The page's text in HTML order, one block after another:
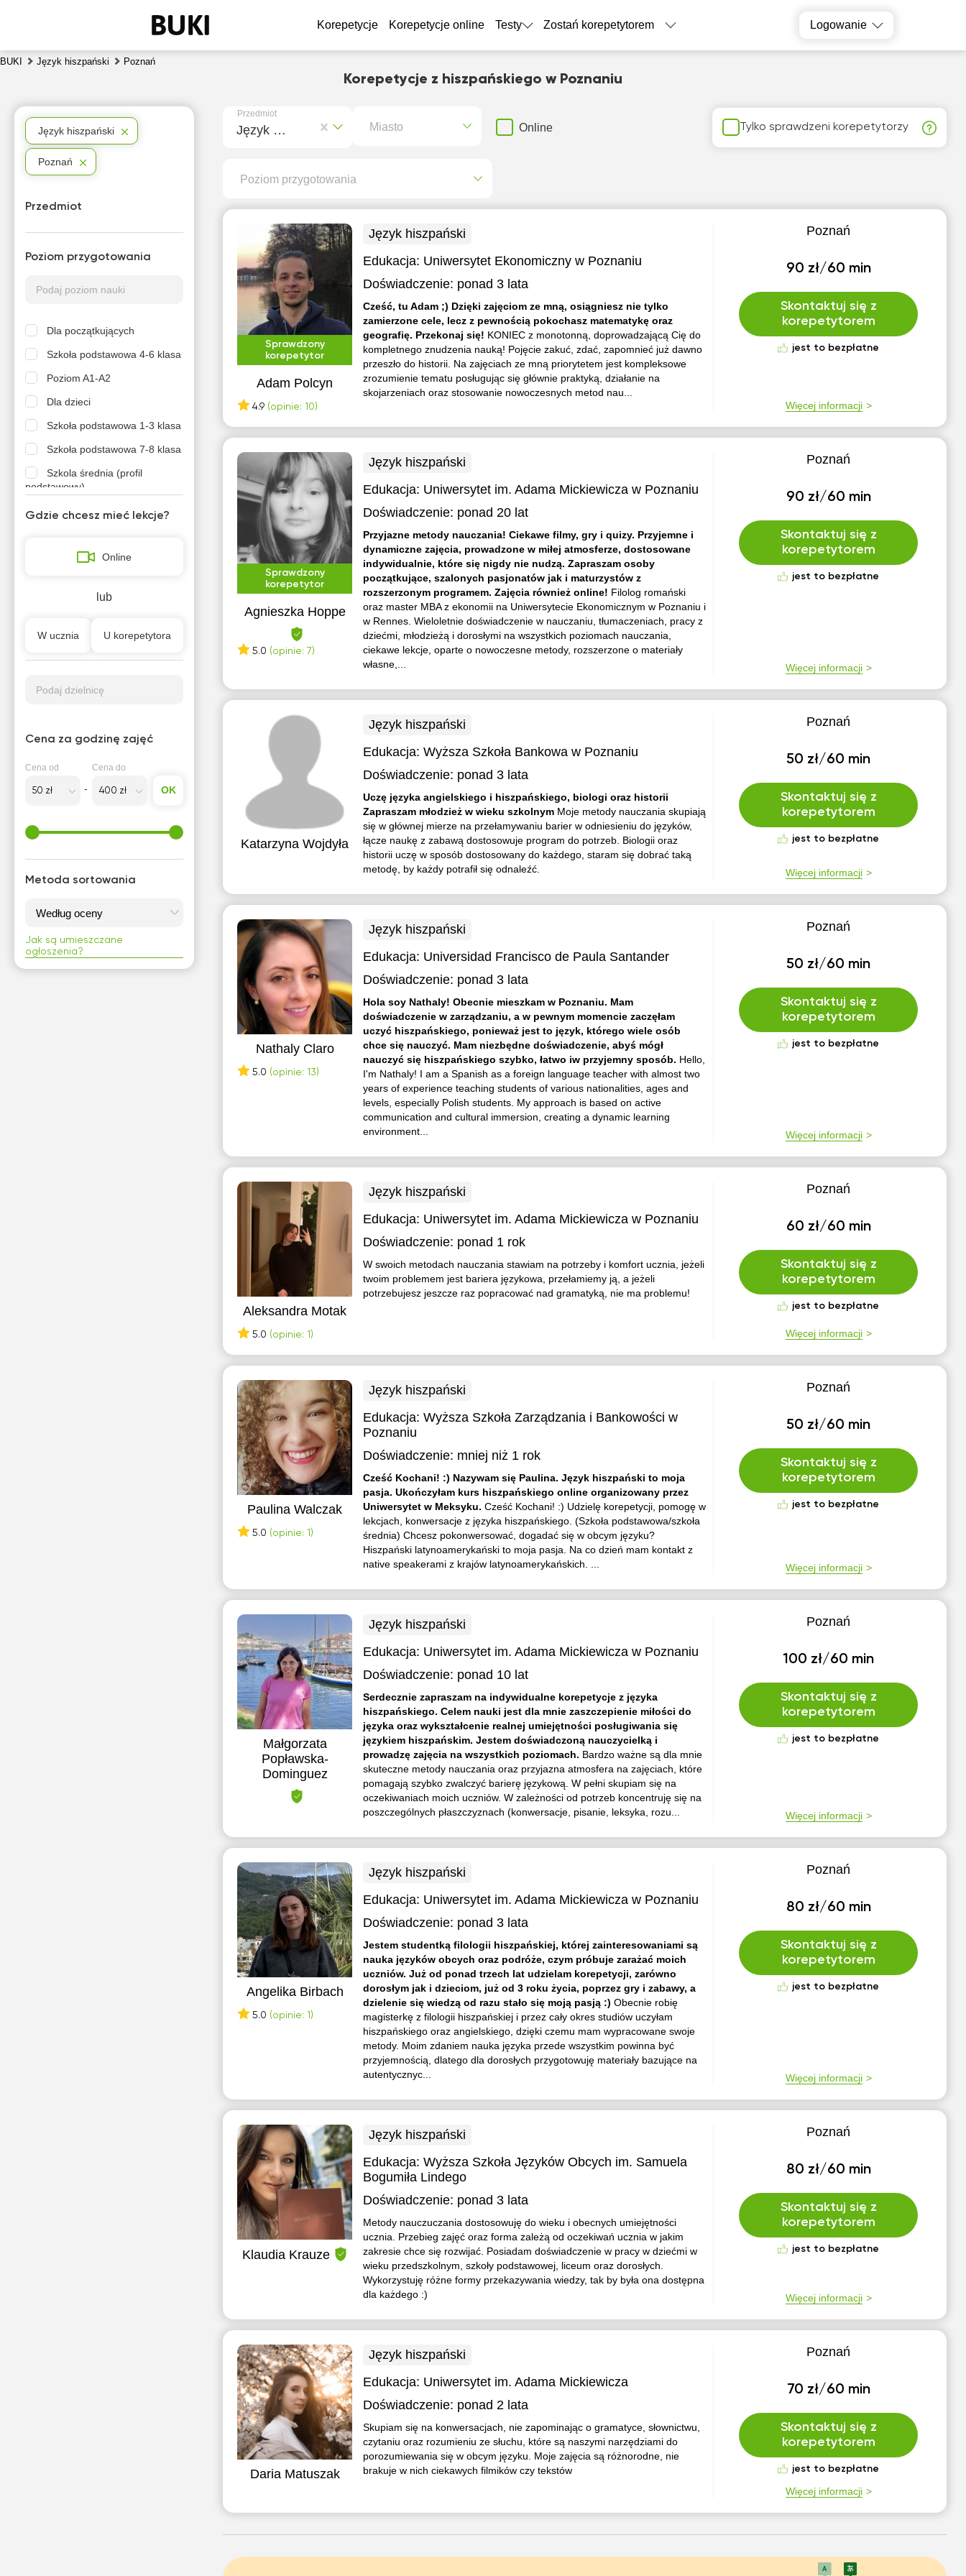
Korepetycje Korepetycje online Testy Zostań korepetytorem Logowanie
BUKI Język hiszpański Poznań
Korepetycje z hiszpańskiego w Poznaniu
Przedmiot
Język hiszpański Miasto Online Tylko sprawdzeni korepetytorzy
Poziom przygotowania
Sprawdzony
korepetytor
Adam Polcyn
4.9 (opinie: 10)
Język hiszpański
Edukacja: Uniwersytet Ekonomiczny w Poznaniu
Doświadczenie: ponad 3 lata
Cześć, tu Adam ;) Dzięki zajęciom ze mną, osiągniesz nie tylko
zamierzone cele, lecz z pewnością pokochasz matematykę oraz
geografię. Przekonaj się! KONIEC z monotonną, doprowadzającą Cię do
kompletnego znudzenia nauką! Pojęcie zakuć, zdać, zapomnieć już dawno
przeszło do historii. Na zajęciach ze mną priorytetem jest kompleksowe
zrozumienie tematu posługując się głównie praktyką, działanie na
skojarzeniach oraz stosowanie nowoczesnych metod nau...
Poznań
90 zł/60 min
Skontaktuj się z
korepetytorem
jest to bezpłatne
Więcej informacji
Sprawdzony
korepetytor
Agnieszka Hoppe
5.0 (opinie: 7)
Język hiszpański
Edukacja: Uniwersytet im. Adama Mickiewicza w Poznaniu
Doświadczenie: ponad 20 lat
Przyjazne metody nauczania! Ciekawe filmy, gry i quizy. Przyjemne i
dynamiczne zajęcia, prowadzone w miłej atmosferze, dostosowane
indywidualnie, które się nigdy nie nudzą. Zapraszam osoby
początkujące, szalonych pasjonatów jak i maturzystów z
rozszerzonym programem. Zajęcia również online! Filolog romański
oraz master MBA z ekonomii na Uniwersytecie Ekonomicznym w Poznaniu i
w Rennes. Wieloletnie doświadczenie w nauczaniu, tłumaczeniach, pracy z
dziećmi, młodzieżą i dorosłymi na wszystkich poziomach nauczania,
ciekawe lekcje, oparte o nowoczesne metody, rozszerzone o materiały
własne,...
Poznań
90 zł/60 min
Skontaktuj się z
korepetytorem
jest to bezpłatne
Więcej informacji
Katarzyna Wojdyła
Język hiszpański
Edukacja:Wyższa Szkoła Bankowa w Poznaniu
Doświadczenie: ponad 3 lata
Uczę języka angielskiego i hiszpańskiego, biologi oraz historii
Zapraszam młodzież w wieku szkolnym Moje metody nauczania skupiają
się w głównej mierze na przełamywaniu barier w odniesieniu do języków,
łącze naukę z zabawą dostosowuje program do potrzeb. Biologii oraz
historii uczę w sposób dostosowany do każdego, staram się dobrać taką
metodę, by każdy potrafił się odnaleźć.
Poznań
50 zł/60 min
Skontaktuj się z
korepetytorem
jest to bezpłatne
Więcej informacji
Nathaly Claro
5.0 (opinie: 13)
Język hiszpański
Edukacja: Universidad Francisco de Paula Santander
Doświadczenie: ponad 3 lata
Hola soy Nathaly! Obecnie mieszkam w Poznaniu. Mam
doświadczenie w zarządzaniu, a w pewnym momencie zaczęłam
uczyć hiszpańskiego, ponieważ jest to język, którego wiele osób
chce się nauczyć. Mam niezbędne doświadczenie, abyś mógł
nauczyć się hiszpańskiego szybko, łatwo iw przyjemny sposób. Hello,
I'm Nathaly! I am a Spanish as a foreign language teacher with almost two
years of experience teaching students of various nationalities, ages and
levels, especially Polish students. My approach is based on active
communication and cultural immersion, creating a dynamic learning
environment...
Poznań
50 zł/60 min
Skontaktuj się z
korepetytorem
jest to bezpłatne
Więcej informacji
Aleksandra Motak
5.0 (opinie: 1)
Język hiszpański
Edukacja: Uniwersytet im. Adama Mickiewicza w Poznaniu
Doświadczenie: ponad 1 rok
W swoich metodach nauczania stawiam na potrzeby i komfort ucznia, jeżeli
twoim problemem jest bariera językowa, przełamiemy ją, a jeżeli
potrzebujesz jeszcze raz popracować nad gramatyką, nie ma problemu!
Poznań
60 zł/60 min
Skontaktuj się z
korepetytorem
jest to bezpłatne
Więcej informacji
Paulina Walczak
5.0 (opinie: 1)
Język hiszpański
Edukacja:Wyższa Szkoła Zarządzania i Bankowości w
Poznaniu
Doświadczenie: mniej niż 1 rok
Cześć Kochani! :) Nazywam się Paulina. Język hiszpański to moja
pasja. Ukończyłam kurs hiszpańskiego online organizowany przez
Uniwersytet w Meksyku.Cześć Kochani! :) Udzielę korepetycji, pomogę w
lekcjach, konwersacje z języka hiszpańskiego. (Szkoła podstawowa/szkoła
średnia) Chcesz pokonwersować, dogadać się w obcym języku?
Hiszpański latynoamerykański to moja pasja. Na co dzień mam kontakt z
native speakerami z krajów latynoamerykańskich. ...
Poznań
50 zł/60 min
Skontaktuj się z
korepetytorem
jest to bezpłatne
Więcej informacji
Małgorzata
Popławska-
Dominguez
Język hiszpański
Edukacja: Uniwersytet im. Adama Mickiewicza w Poznaniu
Doświadczenie: ponad 10 lat
Serdecznie zapraszam na indywidualne korepetycje z języka
hiszpańskiego. Celem nauki jest dla mnie zaszczepienie miłości do
języka oraz wykształcenie realnej umiejętności posługiwania się
językiem hiszpańskim. Jestem doświadczoną nauczycielką i
prowadzę zajęcia na wszystkich poziomach. Bardzo ważne są dla mnie
skuteczne metody nauczania oraz przyjazna atmosfera na zajęciach, które
pomagają szybko zwalczyć barierę językową. W pełni skupiam się na
oczekiwaniach moich uczniów. W zależności od potrzeb koncentruję się na
poszczególnych płaszczyznach (konwersacje, pisanie, leksyka, rozu...
Poznań
100 zł/60 min
Skontaktuj się z
korepetytorem
jest to bezpłatne
Więcej informacji
Angelika Birbach
5.0 (opinie: 1)
Język hiszpański
Edukacja: Uniwersytet im. Adama Mickiewicza w Poznaniu
Doświadczenie: ponad 3 lata
Jestem studentką filologii hiszpańskiej, której zainteresowaniami są
nauka języków obcych oraz podróże, czym próbuje zarażać moich
uczniów. Już od ponad trzech lat udzielam korepetycji, zarówno
dorosłym jak i dzieciom, już od 3 roku życia, poprzez gry i zabawy, a
dzielenie się wiedzą od razu stało się moją pasją :)Obecnie robię
magisterkę z filologii hiszpańskiej i przez cały okres studiów uczyłam
hiszpańskiego oraz angielskiego, dzięki czemu mam wypracowane swoje
metody. Moim zdaniem nauka języka przede wszystkim powinna być
przyjemnością, dlatego dla dorosłych przygotowuję materiały bazujące na
autentycznyc...
Poznań
80 zł/60 min
Skontaktuj się z
korepetytorem
jest to bezpłatne
Więcej informacji
Klaudia Krauze
Język hiszpański
Edukacja:Wyższa Szkoła Języków Obcych im. Samuela
Bogumiła Lindego
Doświadczenie: ponad 3 lata
Metody nauczuczania dostosowuję do wieku i obecnych umiejętności
ucznia. Przebieg zajęć oraz forma zależą od oczekiwań ucznia w jakim
zakresie chce się rozwijać. Posiadam doświadczenie w pracy w dziećmi w
wieku przedszkolnym, szkoły podstawowej, liceum oraz dorosłych.
Wykorzystuję różne formy przekazywania wiedzy, tak by była ona dostępna
dla każdego :)
Poznań
80 zł/60 min
Skontaktuj się z
korepetytorem
jest to bezpłatne
Więcej informacji
Daria Matuszak
Język hiszpański
Edukacja: Uniwersytet im. Adama Mickiewicza
Doświadczenie: ponad 2 lata
Skupiam się na konwersacjach, nie zapominając o gramatyce, słownictwu,
czytaniu oraz rozumieniu ze słuchu, które są naszymi narzędziami do
porozumiewania się w obcym języku. Moje zajęcia są różnorodne, nie
brakuje w nich ciekawych filmików czy tekstów
Poznań
70 zł/60 min
Skontaktuj się z
korepetytorem
jest to bezpłatne
Więcej informacji
Język hiszpański
Poznań
Przedmiot
Poziom przygotowania
Dla początkujących
Szkoła podstawowa 4-6 klasa
Poziom A1-A2
Dla dzieci
Szkoła podstawowa 1-3 klasa
Szkoła podstawowa 7-8 klasa
Szkola średnia (profil
podstawowy)
Szkola średnia (profil
Gdzie chcesz mieć lekcje?
Online
lub
W ucznia U korepetytora
Podaj dzielnicę
Cena za godzinę zajęć
Cena od Cena do
OK
Metoda sortowania
Jak są umieszczane
ogłoszenia?